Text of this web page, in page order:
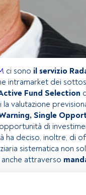
ci sono il servizio
intramarket dei
Fund Selection
valutazione
Single
di
ha deciso, inoltre, di
sistematica non
attraverso